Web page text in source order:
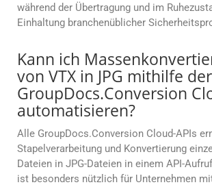
während der Übertragung und im
Einhaltung branchenüblicher
Kann ich
von VTX in JPG mithilfe der
GroupDocs.Conversion
automatisieren?
Alle GroupDocs.Conversion Cloud-APIs
Stapelverarbeitung und Konvertierung
Dateien in JPG-Dateien in einem API-
ist besonders nützlich für Unternehmen